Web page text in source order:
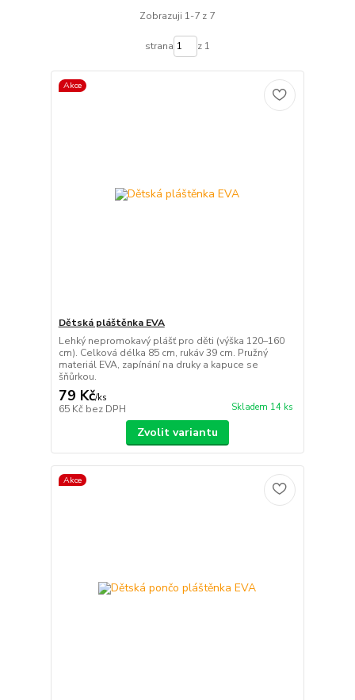
Zobrazuji 1-7 z 7
strana z 1
Akce
Dětská pláštěnka EVA
Lehký nepromokavý plášť pro děti (výška 120–160
cm). Celková délka 85 cm, rukáv 39 cm. Pružný
materiál EVA, zapínání na druky a kapuce se
šňůrkou.
79 Kč/ks
65 Kč bez DPH Skladem 14 ks
Zvolit variantu
Akce